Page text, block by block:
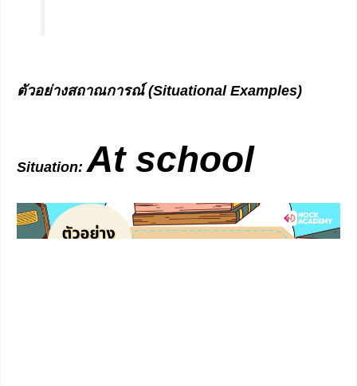
ตัวอย่างสถาณการณ์ (Situational Examples)
Situation:At school